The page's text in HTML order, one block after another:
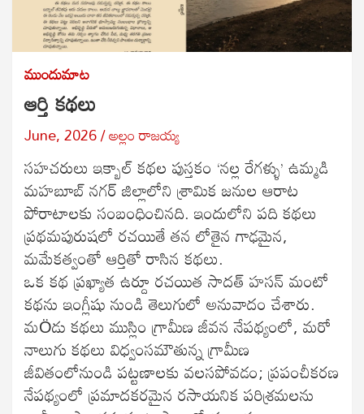
ముందుమాట
ఆర్తి కథలు
June, 2026 అల్లం రాజ‌య్య‌
సహచరులు ఇక్బాల్ కథల పుస్తకం ‘నల్ల రేగళ్ళు’ ఉమ్మడి
మహబూబ్ నగర్ జిల్లాలోని శ్రామిక జనుల ఆరాట
పోరాటాలకు సంబంధించినది. ఇందులోని పది కథలు
ప్రథమపురుషలో రచయితే తన లోతైన గాఢమైన,
మమేకత్వంతో ఆర్తితో రాసిన కథలు.
ఒక కథ ప్రఖ్యాత ఉర్దూ రచయిత సాదత్ హసన్ మంటో
కథను ఇంగ్లీషు నుండి తెలుగులో అనువాదం చేశారు.
మÖడు కథలు ముస్లిం గ్రామీణ జీవన నేపథ్యంలో, మరో
నాలుగు కథలు విధ్వంసమౌతున్న గ్రామీణ
జీవితంలోనుండి పట్టణాలకు వలసపోవడం; ప్రపంచీకరణ
నేపథ్యంలో ప్రమాదకరమైన రసాయనిక పరిశ్రమలను